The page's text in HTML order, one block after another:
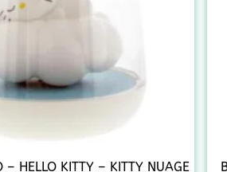
– HELLO KITTY – KITTY NUAGE